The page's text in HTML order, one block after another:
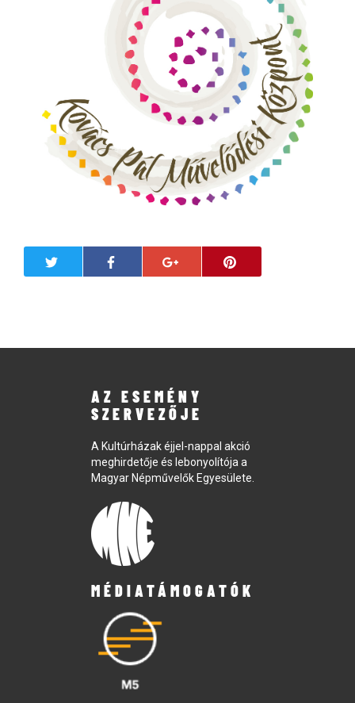
AZ ESEMÉNY
SZERVEZŐJE
A Kultúrházak éjjel-nappal akció
meghirdetője és lebonyolítója a
Magyar Népművelők Egyesülete.
MÉDIATÁMOGATÓK